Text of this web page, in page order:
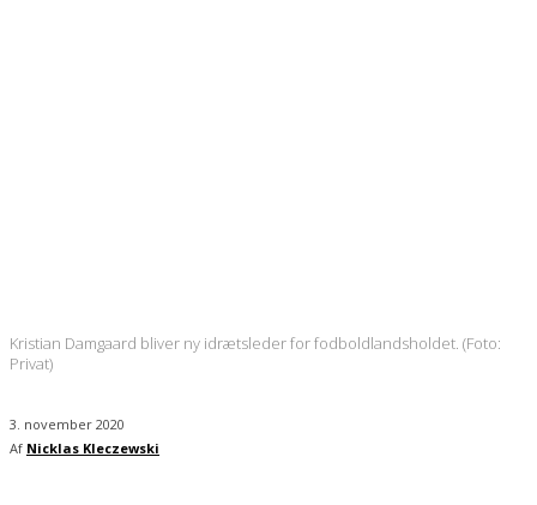
Kristian Damgaard bliver ny idrætsleder for fodboldlandsholdet. (Foto:
Privat)
3. november 2020
Af Nicklas Kleczewski